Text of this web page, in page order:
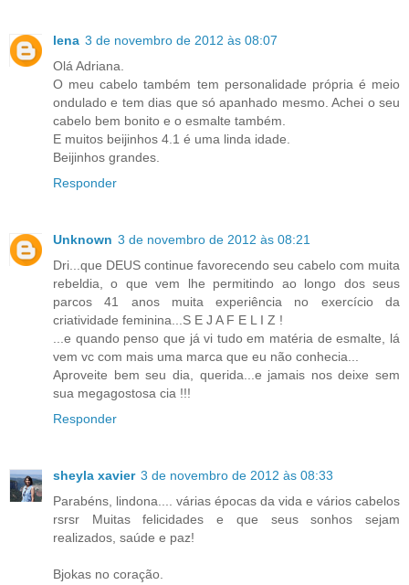
lena 3 de novembro de 2012 às 08:07
Olá Adriana.
O meu cabelo também tem personalidade própria é meio
ondulado e tem dias que só apanhado mesmo. Achei o seu
cabelo bem bonito e o esmalte também.
E muitos beijinhos 4.1 é uma linda idade.
Beijinhos grandes.
Responder
Unknown 3 de novembro de 2012 às 08:21
Dri...que DEUS continue favorecendo seu cabelo com muita
rebeldia, o que vem lhe permitindo ao longo dos seus
parcos 41 anos muita experiência no exercício da
criatividade feminina...S E J A F E L I Z !
...e quando penso que já vi tudo em matéria de esmalte, lá
vem vc com mais uma marca que eu não conhecia...
Aproveite bem seu dia, querida...e jamais nos deixe sem
sua megagostosa cia !!!
Responder
sheyla xavier 3 de novembro de 2012 às 08:33
Parabéns, lindona.... várias épocas da vida e vários cabelos
rsrsr Muitas felicidades e que seus sonhos sejam
realizados, saúde e paz!
Bjokas no coração.